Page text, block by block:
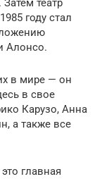
театр
году стал
Алонсо.
в мире — он
в свое
Карузо, Анна
а также все
главная